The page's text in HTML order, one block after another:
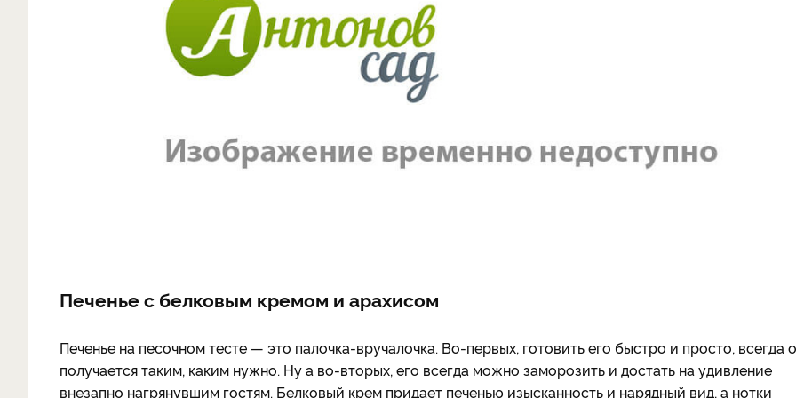
Печенье с белковым кремом и арахисом
Печенье на песочном тесте — это палочка-вручалочка. Во-первых, готовить его быстро и просто, всегда
получается таким, каким нужно. Ну а во-вторых, его всегда можно заморозить и достать на удивление
внезапно нагрянувшим гостям. Белковый крем придает печенью изысканность и нарядный вид, а нотки